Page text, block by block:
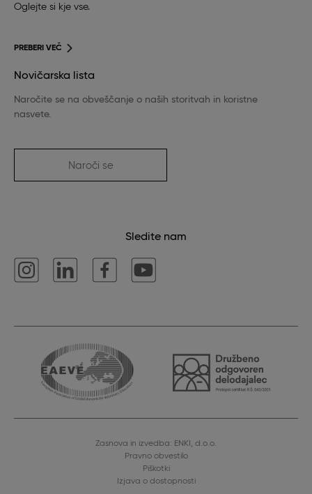
Oglejte si kje vse.
PREBERI VEČ
Novičarska lista
Naročite se na obveščanje o naših storitvah in koristne
nasvete.
Naroči se
Sledite nam
Zasnova in izvedba: ENKI, d.o.o.
Pravno obvestilo
Piškotki
Izjava o dostopnosti